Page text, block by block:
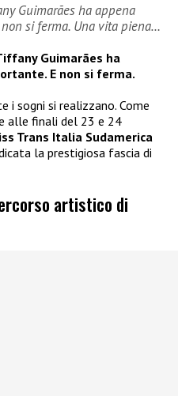
Guimarães ha appena
si ferma. Una vita piena…
Guimarães ha
E non si ferma.
i sogni si realizzano. Come
alle finali del 23 e 24
Trans Italia Sudamerica
la prestigiosa fascia di
artistico di